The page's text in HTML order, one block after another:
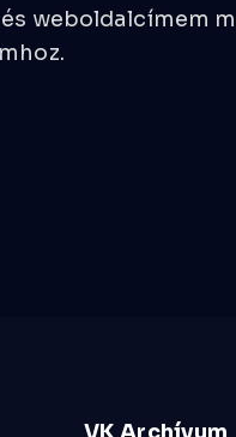
weboldalcímem